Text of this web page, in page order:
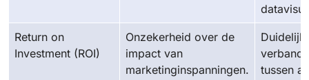
Return on
Investment (ROI)
Onzekerheid over de
impact van
marketinginspanningen.
tussen